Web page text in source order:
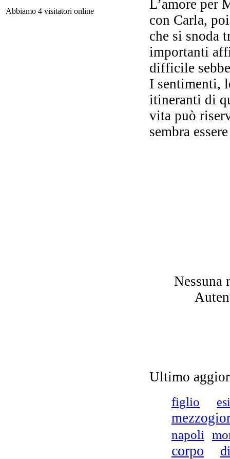
In
La
Abbiamo 4 visitatori online
L’amore per
con Carla,
che si snoda
importanti
difficile
I sentimenti,
itineranti di
vita può
sembra
Nessuna
Ultimo
figlio
napoli
corpo